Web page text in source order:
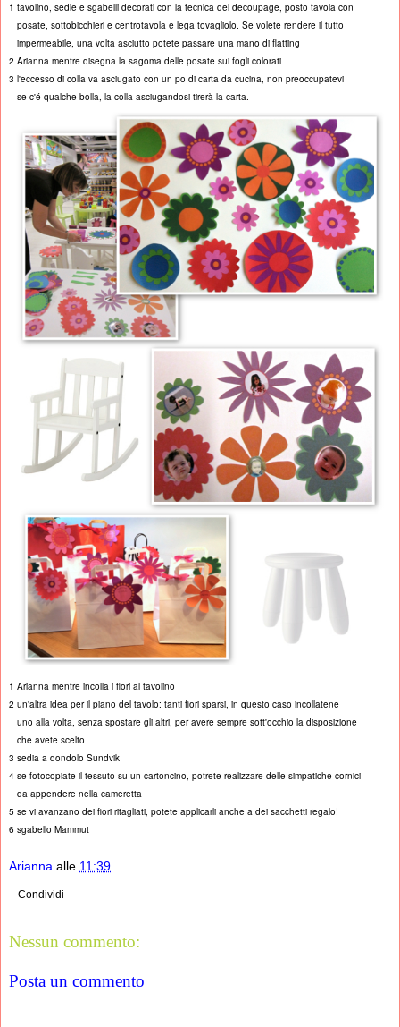
1 tavolino, sedie e sgabelli decorati con la tecnica del decoupage, posto tavola con
posate, sottobicchieri e centrotavola e lega tovagliolo. Se volete rendere il tutto
impermeabile, una volta asciutto potete passare una mano di flatting
2 Arianna mentre disegna la sagoma delle posate sui fogli colorati
3 l'eccesso di colla va asciugato con un po di carta da cucina, non preoccupatevi
se c'é qualche bolla, la colla asciugandosi tirerà la carta.
1 Arianna mentre incolla i fiori al tavolino
2 un'altra idea per il piano del tavolo: tanti fiori sparsi, in questo caso incollatene
uno alla volta, senza spostare gli altri, per avere sempre sott'occhio la disposizione
che avete scelto
3 sedia a dondolo Sundvik
4 se fotocopiate il tessuto su un cartoncino, potrete realizzare delle simpatiche cornici
da appendere nella cameretta
5 se vi avanzano dei fiori ritagliati, potete applicarli anche a dei sacchetti regalo!
6 sgabello Mammut
Arianna alle 11:39
Condividi
Nessun commento:
Posta un commento